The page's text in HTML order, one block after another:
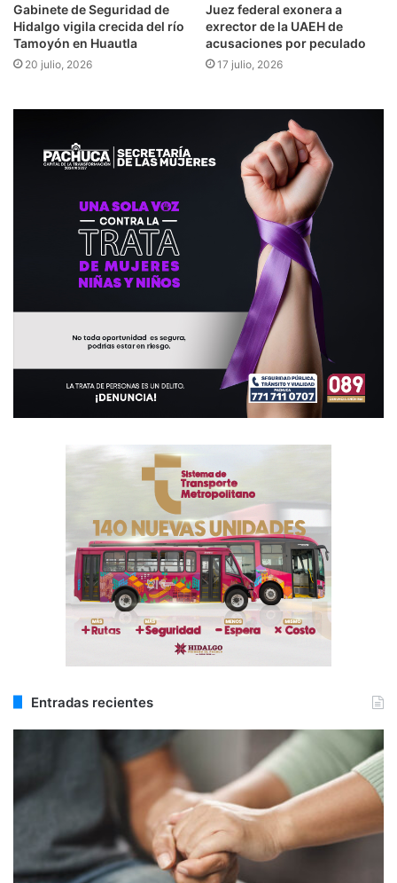
Gabinete de Seguridad de
Hidalgo vigila crecida del río
Tamoyón en Huautla
20 julio, 2026
Juez federal exonera a
exrector de la UAEH de
acusaciones por peculado
17 julio, 2026
Entradas recientes